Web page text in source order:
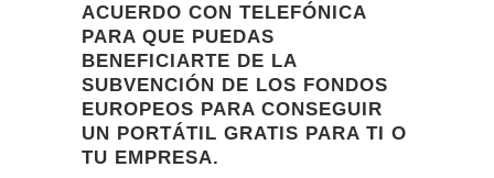
ACUERDO CON TELEFÓNICA
PARA QUE PUEDAS
BENEFICIARTE DE LA
SUBVENCIÓN DE LOS FONDOS
EUROPEOS PARA CONSEGUIR
UN PORTÁTIL GRATIS PARA TI O
TU EMPRESA.